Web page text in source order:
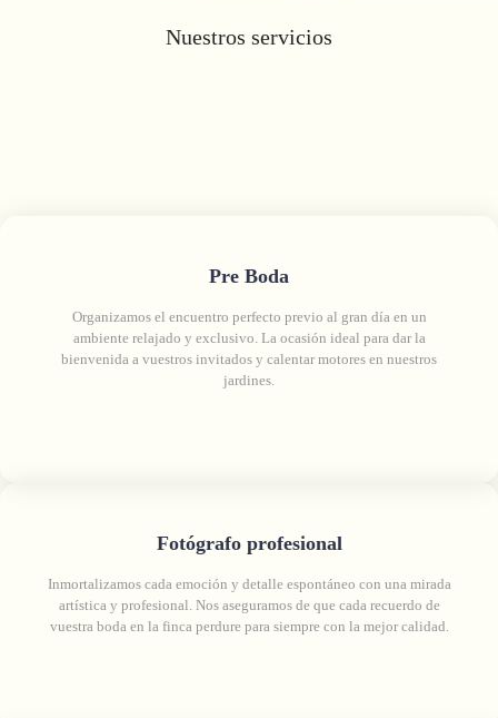
Nuestros servicios
Pre Boda
Organizamos el encuentro perfecto previo al gran día en un
ambiente relajado y exclusivo. La ocasión ideal para dar la
bienvenida a vuestros invitados y calentar motores en nuestros
jardines.
Fotógrafo profesional
Inmortalizamos cada emoción y detalle espontáneo con una mirada
artística y profesional. Nos aseguramos de que cada recuerdo de
vuestra boda en la finca perdure para siempre con la mejor calidad.